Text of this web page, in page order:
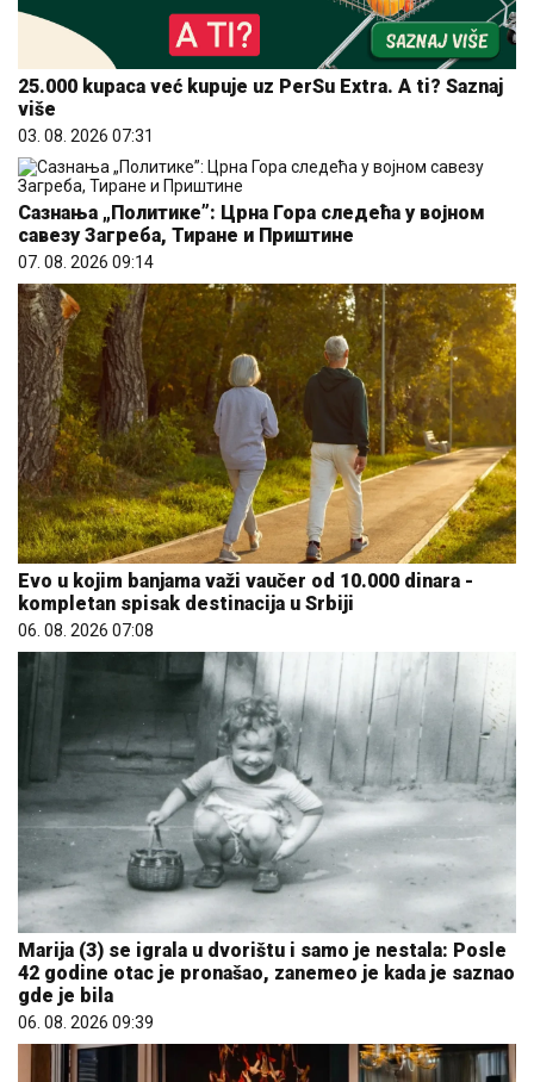
25.000 kupaca već kupuje uz PerSu Extra. A ti? Saznaj
više
03. 08. 2026 07:31
Сазнања „Политике”: Црна Гора следећа у војном
савезу Загреба, Тиране и Приштине
07. 08. 2026 09:14
Evo u kojim banjama važi vaučer od 10.000 dinara -
kompletan spisak destinacija u Srbiji
06. 08. 2026 07:08
Marija (3) se igrala u dvorištu i samo je nestala: Posle
42 godine otac je pronašao, zanemeo je kada je saznao
gde je bila
06. 08. 2026 09:39